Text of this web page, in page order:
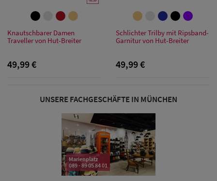
Damen
Baseball Caps
Damen
Sonnenschilder
Knautschbarer Damen
Traveller von Hut-Breiter
49,99 €
Schlichter Trilby mit Ripsband-
Garnitur von Hut-Breiter
49,99 €
UNSERE FACHGESCHÄFTE IN MÜNCHEN
Marienplatz
089 - 89 05 84 01